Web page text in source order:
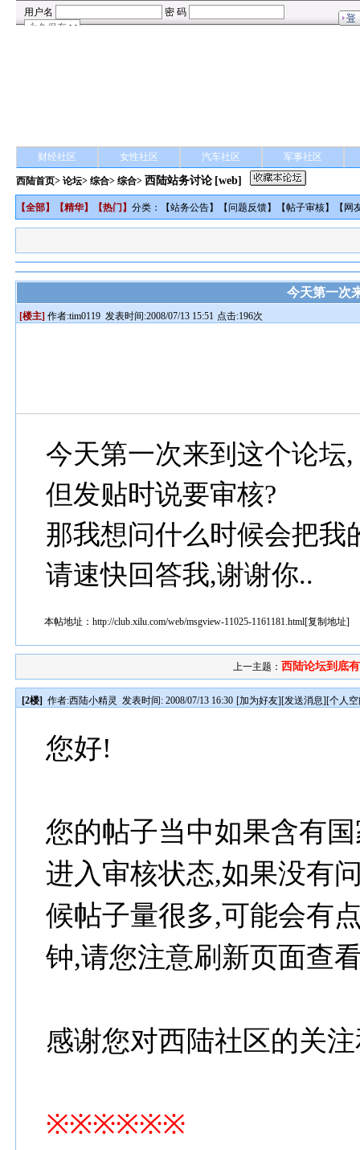
财经社区 女性社区 汽车社区 军事社区
西陆首页>论坛>综合> 综合> 西陆站务讨论 [web]
【全部】【精华】【热门 】分类：【站务公告】【问题反馈】【帖子审核】【 网
今天第一次
[楼主] 作者:tim0119 发表时间:2008/07/13 15:51 点击:196次
今天第一次来到这个论坛,
但发贴时说要审核?
那我想问什么时候会把我
请速快回答我,谢谢你..
本帖地址：http://club.xilu.com/web/msgview-11025-1161181.html[复制地址]
上一主题： 西陆论坛到底
[2楼] 作者:西陆小精灵 发表时间: 2008/07/13 16:30 [加为好友][发送消息][个人
您好!
您的帖子当中如果含有
进入审核状态,如果没有
候帖子量很多,可能会有
钟,请您注意刷新页面查
感谢您对西陆社区的关
※※※※※※